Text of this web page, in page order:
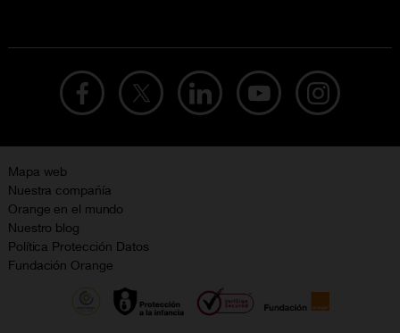
Mapa web
Nuestra compañía
Orange en el mundo
Nuestro blog
Política Protección Datos
Fundación Orange